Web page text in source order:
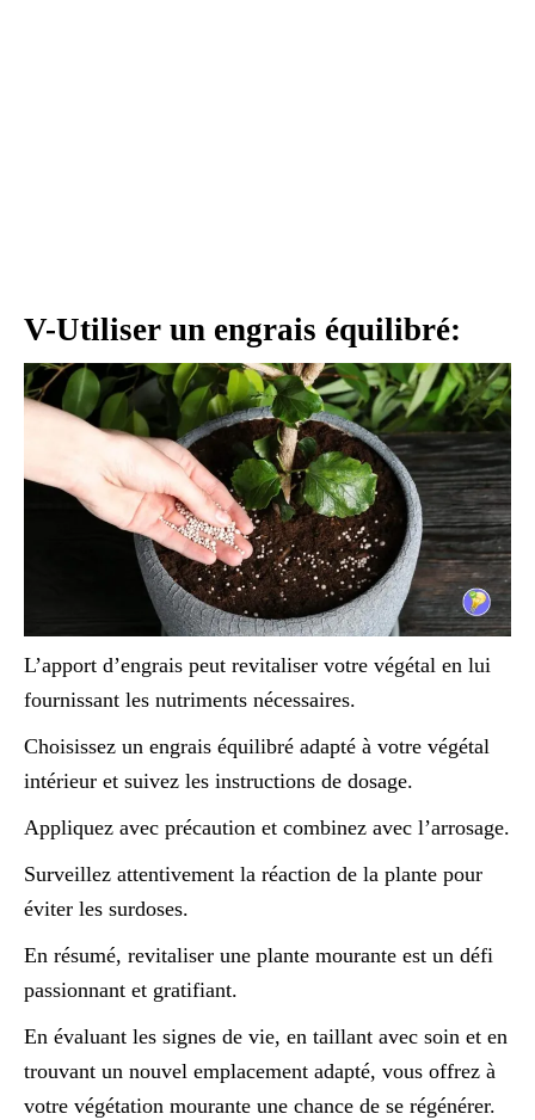
V-Utiliser un engrais équilibré:
L’apport d’engrais peut revitaliser votre végétal en lui
fournissant les nutriments nécessaires.
Choisissez un engrais équilibré adapté à votre végétal
intérieur et suivez les instructions de dosage.
Appliquez avec précaution et combinez avec l’arrosage.
Surveillez attentivement la réaction de la plante pour
éviter les surdoses.
En résumé, revitaliser une plante mourante est un défi
passionnant et gratifiant.
En évaluant les signes de vie, en taillant avec soin et en
trouvant un nouvel emplacement adapté, vous offrez à
votre végétation mourante une chance de se régénérer.